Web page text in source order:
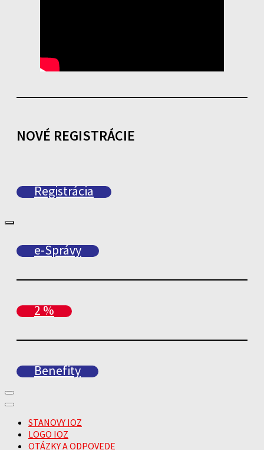
NOVÉ REGISTRÁCIE
Registrácia
e-Správy
2 %
Benefity
STANOVY IOZ
LOGO IOZ
OTÁZKY A ODPOVEDE